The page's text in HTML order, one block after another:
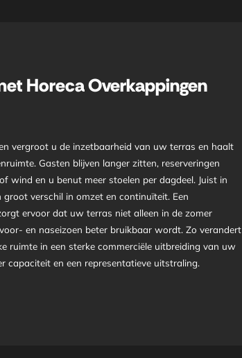
Horeca Overkappingen
vergroot u de inzetbaarheid van uw terras en haalt
Gasten blijven langer zitten, reserveringen
wind en u benut meer stoelen per dagdeel. Juist in
verschil in omzet en continuïteit. Een
ervoor dat uw terras niet alleen in de zomer
en naseizoen beter bruikbaar wordt. Zo verandert
ruimte in een sterke commerciële uitbreiding van uw
capaciteit en een representatieve uitstraling.